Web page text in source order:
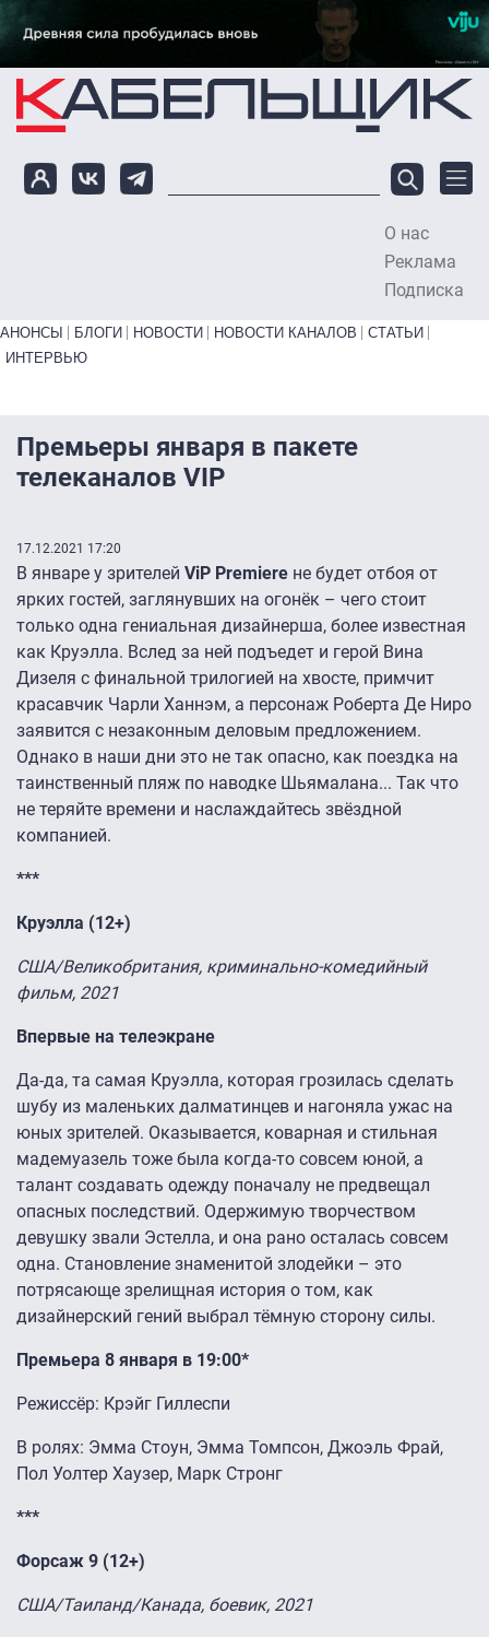
Перейти к основному содержанию
О нас
Реклама
Подписка
Primary links bottom
АНОНСЫ БЛОГИ НОВОСТИ НОВОСТИ КАНАЛОВ
СТАТЬИ
ИНТЕРВЬЮ
Премьеры января в пакете
телеканалов VIP
17.12.2021 17:20
В январе у зрителей ViP Premiere не будет отбоя от
ярких гостей, заглянувших на огонёк – чего стоит
только одна гениальная дизайнерша, более известная
как Круэлла. Вслед за ней подъедет и герой Вина
Дизеля с финальной трилогией на хвосте, примчит
красавчик Чарли Ханнэм, а персонаж Роберта Де Ниро
заявится с незаконным деловым предложением.
Однако в наши дни это не так опасно, как поездка на
таинственный пляж по наводке Шьямалана... Так что
не теряйте времени и наслаждайтесь звёздной
компанией.
***
Круэлла (12+)
США/Великобритания, криминально-комедийный
фильм, 2021
Впервые на телеэкране
Да-да, та самая Круэлла, которая грозилась сделать
шубу из маленьких далматинцев и нагоняла ужас на
юных зрителей. Оказывается, коварная и стильная
мадемуазель тоже была когда-то совсем юной, а
талант создавать одежду поначалу не предвещал
опасных последствий. Одержимую творчеством
девушку звали Эстелла, и она рано осталась совсем
одна. Становление знаменитой злодейки – это
потрясающе зрелищная история о том, как
дизайнерский гений выбрал тёмную сторону силы.
Премьера 8 января в 19:00*
Режиссёр: Крэйг Гиллеспи
В ролях: Эмма Стоун, Эмма Томпсон, Джоэль Фрай,
Пол Уолтер Хаузер, Марк Стронг
***
Форсаж 9 (12+)
США/Таиланд/Канада, боевик, 2021